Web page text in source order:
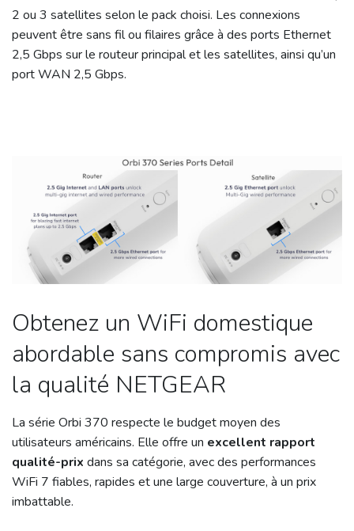
2 ou 3 satellites selon le pack choisi. Les connexions
peuvent être sans fil ou filaires grâce à des ports Ethernet
2,5 Gbps sur le routeur principal et les satellites, ainsi qu’un
port WAN 2,5 Gbps.
Obtenez un WiFi domestique
abordable sans compromis avec
la qualité NETGEAR
La série Orbi 370 respecte le budget moyen des
utilisateurs américains. Elle offre un excellent rapport
qualité-prix dans sa catégorie, avec des performances
WiFi 7 fiables, rapides et une large couverture, à un prix
imbattable.